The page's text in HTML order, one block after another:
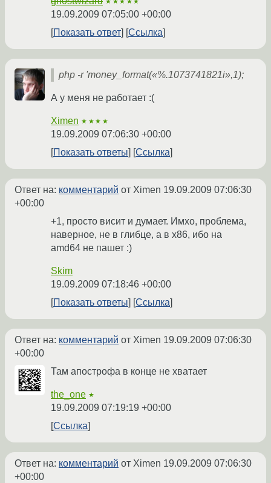
★★★★★
19.09.2009 07:05:00 +00:00
Показать ответ
Ссылка
php -r 'money_format(«%.1073741821i»,1);
А у меня не работает :(
Ximen ★★★★
19.09.2009 07:06:30 +00:00
Показать ответы
Ссылка
Ответ на: комментарий от Ximen 19.09.2009 07:06:30
+00:00
+1, просто висит и думает. Имхо, проблема,
наверное, не в глибце, а в х86, ибо на
amd64 не пашет :)
Skim
19.09.2009 07:18:46 +00:00
Показать ответы
Ссылка
Ответ на: комментарий от Ximen 19.09.2009 07:06:30
+00:00
Там апострофа в конце не хватает
the_one ★
19.09.2009 07:19:19 +00:00
Ссылка
Ответ на: комментарий от Ximen 19.09.2009 07:06:30
+00:00